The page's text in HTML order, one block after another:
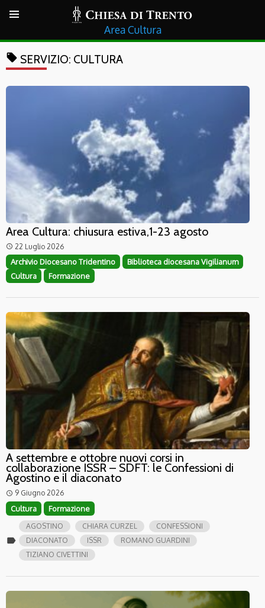
Cultura
local_offer SERVIZIO: CULTURA
Area Cultura: chiusura estiva,1-23 agosto
access_time 22 Luglio 2026
Archivio Diocesano Tridentino
Biblioteca diocesana Vigilianum
Cultura
Formazione
A settembre e ottobre nuovi corsi in
collaborazione ISSR – SDFT: le Confessioni di
Agostino e il diaconato
access_time 9 Giugno 2026
Cultura Formazione
label
AGOSTINO CHIARA CURZEL
CONFESSIONI
DIACONATO
ISSR
ROMANO GUARDINI
TIZIANO CIVETTINI